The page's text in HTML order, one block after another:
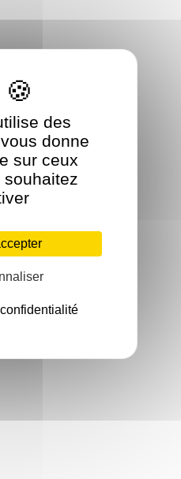
des
donne
sur ceux